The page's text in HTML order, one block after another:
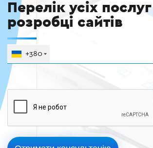
Перелік усіх
розробці сайтів
+380